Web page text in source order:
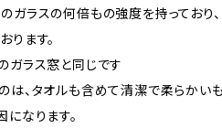
ガラスの何倍もの強度を持ってお
ります。
ガラス窓と同じです
は、タオルも含めて清潔で柔らかい
になります。